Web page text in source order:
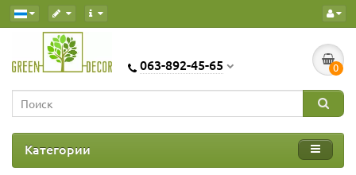
063-892-45-65 0
Категории